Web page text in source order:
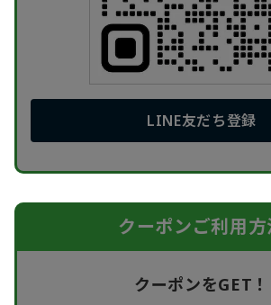
LINE友だち登録
クーポンご利用方
クーポンをGET！